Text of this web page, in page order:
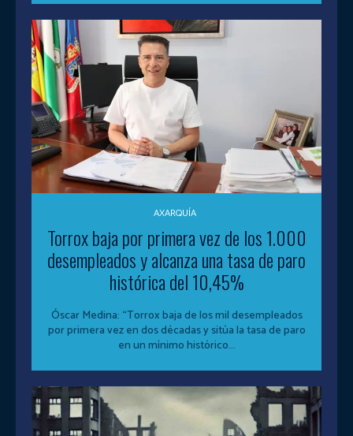
AXARQUÍA
Torrox baja por primera vez de los 1.000
desempleados y alcanza una tasa de paro
histórica del 10,45%
Óscar Medina: “Torrox baja de los mil desempleados
por primera vez en dos décadas y sitúa la tasa de paro
en un mínimo histórico...